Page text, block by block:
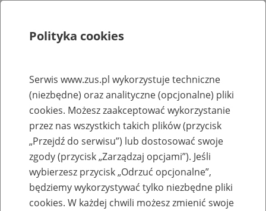
Rejestry, ewidencje i archiwa
Baza zlikwidowanych lub
przekształconych zakładów pracy
Nazwa zakładu pracy:
Polityka cookies
Serwis www.zus.pl wykorzystuje techniczne
(niezbędne) oraz analityczne (opcjonalne) pliki
cookies. Możesz zaakceptować wykorzystanie
przez nas wszystkich takich plików (przycisk
„Przejdź do serwisu”) lub dostosować swoje
zgody (przycisk „Zarządzaj opcjami”). Jeśli
wybierzesz przycisk „Odrzuć opcjonalne”,
będziemy wykorzystywać tylko niezbędne pliki
cookies. W każdej chwili możesz zmienić swoje